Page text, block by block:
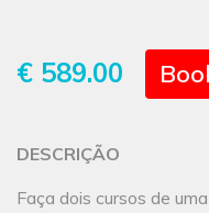
€ 589.00
DESCRIÇÃO
Faça dois cursos de